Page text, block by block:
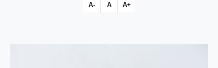
A- A A+